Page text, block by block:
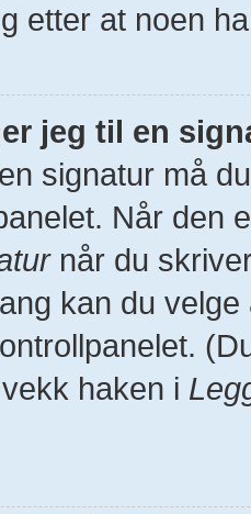
etter at noen
jeg til en
signatur må
Når den
når du
kan du
haken i